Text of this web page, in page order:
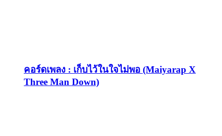
คอร์ดเพลง : เก็บไว้ในใจไม่พอ (Maiyarap X
Three Man Down)